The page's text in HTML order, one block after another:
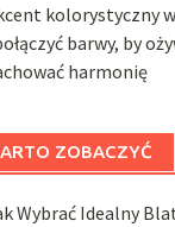
kolorystyczny
barwy, by
harmonię
ZOBACZYĆ
Wybrać Idealny